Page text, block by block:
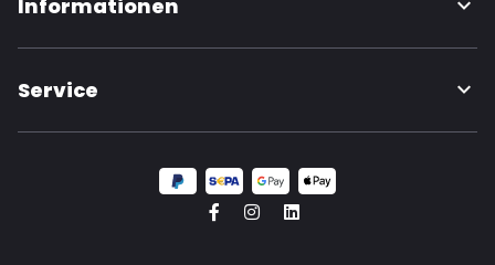
Informationen
Service